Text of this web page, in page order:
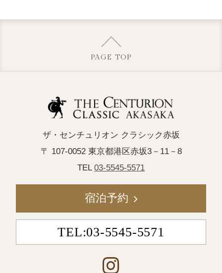
PAGE TOP
ザ・センチュリオン クラシック赤坂
〒 107-0052 東京都港区赤坂3－11－8
TEL 03-5545-5571
宿泊予約
TEL:03-5545-5571